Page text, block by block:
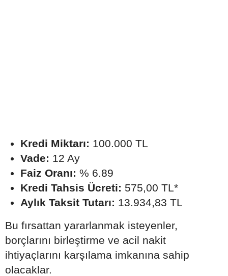
Kredi Miktarı: 100.000 TL
Vade: 12 Ay
Faiz Oranı: % 6.89
Kredi Tahsis Ücreti: 575,00 TL*
Aylık Taksit Tutarı: 13.934,83 TL
Bu fırsattan yararlanmak isteyenler,
borçlarını birleştirme ve acil nakit
ihtiyaçlarını karşılama imkanına sahip
olacaklar.